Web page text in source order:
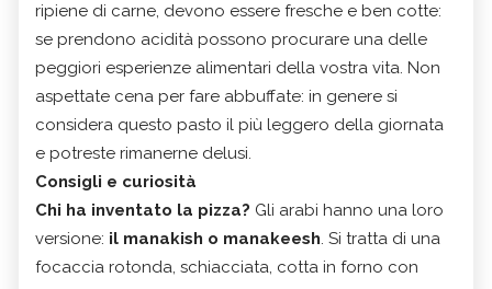
ripiene di carne, devono essere fresche e ben cotte:
se prendono acidità possono procurare una delle
peggiori esperienze alimentari della vostra vita. Non
aspettate cena per fare abbuffate: in genere si
considera questo pasto il più leggero della giornata
e potreste rimanerne delusi.
Consigli e curiosità
Chi ha inventato la pizza? Gli arabi hanno una loro
versione: il manakish o manakeesh. Si tratta di una
focaccia rotonda, schiacciata, cotta in forno con